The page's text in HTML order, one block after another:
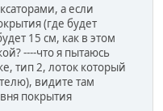
а если
(где будет
15 см, как в этом
----что я пытаюсь
тип 2, лоток который
видите там
покрытия